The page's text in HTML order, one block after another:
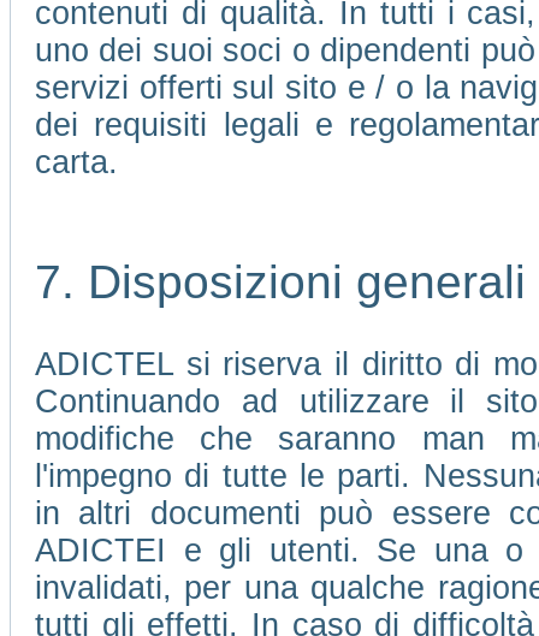
contenuti di qualità. In tutti i
uno dei suoi soci o dipendenti
servizi offerti sul sito e / o la
dei requisiti legali e
carta.
7. Disposizioni generali
ADICTEL si riserva il diritto di
Continuando ad utilizzare il
modifiche che saranno man
l'impegno di tutte le parti.
in altri documenti può essere
ADICTEI e gli utenti. Se una o
invalidati, per una qualche
tutti gli effetti. In caso di